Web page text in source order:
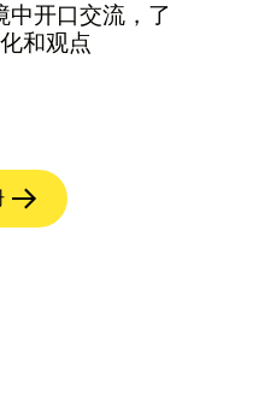
中开口交流，了
和观点